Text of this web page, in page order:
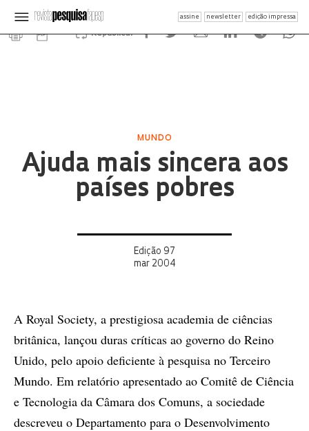
assine newsletter edição impressa
Republicar
MUNDO
Ajuda mais sincera aos
países pobres
Edição 97
mar 2004
A Royal Society, a prestigiosa academia de ciências
britânica, lançou duras críticas ao governo do Reino
Unido, pelo apoio deficiente à pesquisa no Terceiro
Mundo. Em relatório apresentado ao Comitê de Ciência
e Tecnologia da Câmara dos Comuns, a sociedade
descreveu o Departamento para o Desenvolvimento